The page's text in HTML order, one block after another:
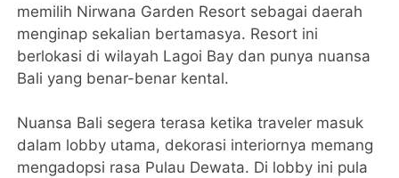
memilih Nirwana Garden Resort sebagai daerah
menginap sekalian bertamasya. Resort ini
berlokasi di wilayah Lagoi Bay dan punya nuansa
Bali yang benar-benar kental.
Nuansa Bali segera terasa ketika traveler masuk
dalam lobby utama, dekorasi interiornya memang
mengadopsi rasa Pulau Dewata. Di lobby ini pula